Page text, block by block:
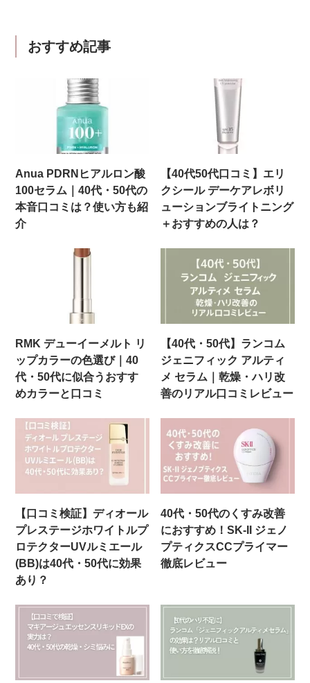
おすすめ記事
Anua PDRNヒアルロン酸
100セラム｜40代・50代の
本音口コミは？使い方も紹
介
【40代50代口コミ】エリ
クシール デーケアレボリ
ューションブライトニング
＋おすすめの人は？
RMK デューイーメルト リ
ップカラーの色選び｜40
代・50代に似合うおすす
めカラーと口コミ
【40代・50代】ランコム
ジェニフィック アルティ
メ セラム｜乾燥・ハリ改
善のリアル口コミレビュー
【口コミ検証】ディオール
プレステージホワイトルプ
ロテクターUVルミエール
(BB)は40代・50代に効果
あり？
40代・50代のくすみ改善
におすすめ！SK‑II ジェノ
プティクスCCプライマー
徹底レビュー